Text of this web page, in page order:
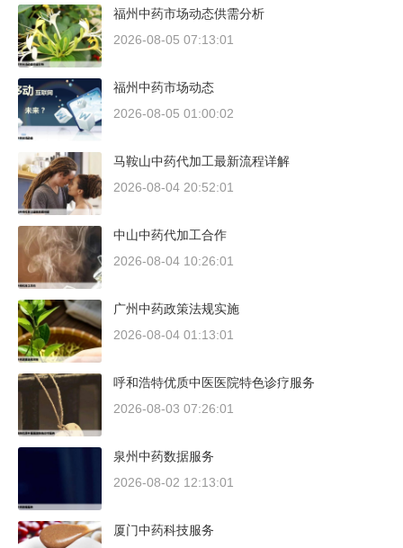
福州中药市场动态供需分析
2026-08-05 07:13:01
福州中药市场动态
2026-08-05 01:00:02
马鞍山中药代加工最新流程详解
2026-08-04 20:52:01
中山中药代加工合作
2026-08-04 10:26:01
广州中药政策法规实施
2026-08-04 01:13:01
呼和浩特优质中医医院特色诊疗服务
2026-08-03 07:26:01
泉州中药数据服务
2026-08-02 12:13:01
厦门中药科技服务